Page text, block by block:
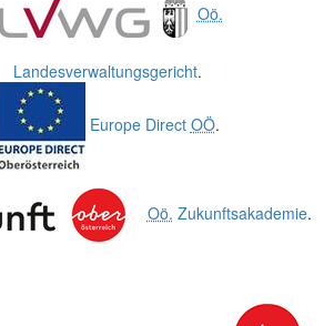
Oö.
Landesverwaltungsgericht.
Europe Direct OÖ.
Oö. Zukunftsakademie.